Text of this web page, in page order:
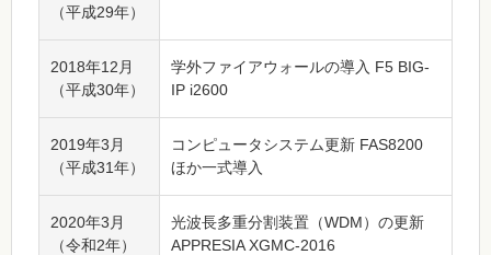
（平成29年）
2018年12月
（平成30年）
学外ファイアウォールの導入 F5 BIG-
IP i2600
2019年3月
（平成31年）
コンピュータシステム更新 FAS8200
ほか一式導入
2020年3月
（令和2年）
光波長多重分割装置（WDM）の更新
APPRESIA XGMC-2016